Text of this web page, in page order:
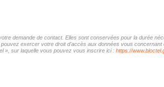
demande de contact. Elles sont conservées pour la durée
exercer votre droit d'accès aux données vous
», sur laquelle vous pouvez vous inscrire ici : https://